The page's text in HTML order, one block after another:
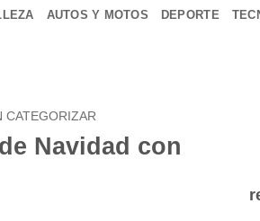
AUTOS Y MOTOS DEPORTE
CATEGORIZAR
Navidad con